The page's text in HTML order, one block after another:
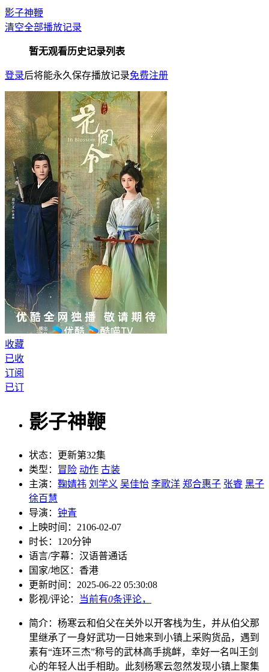
影子神鞭
清空全部播放记录
暂无观看历史记录列表
登录后将能永久保存播放记录免费注册
收藏
已收
订阅
已订
影子神鞭
状态：
更新第32集
类型： 冒险 动作 古装
主演： 鞠婧祎 刘学义 吴佳怡 李歌洋 郑合惠子 张睿 黑子
徐百慧
导演： 钟青
上映时间： 2106-02-07
时长： 120分钟
语言/字幕： 汉语普通话
国家/地区： 香港
更新时间： 2025-06-22 05:30:08
影视/评论：
当前有0条评论，
简介： 杨寒云和伯父在关外以开客栈为生，并从伯父那
里继承了一身好武功一日她来到小镇上采购货品，遇到
素有“连环三杰”称号的武林高手挑衅，幸好一名叫王剑
心的年轻人出手相助。此刻杨寒云忽然发现小镇上聚集